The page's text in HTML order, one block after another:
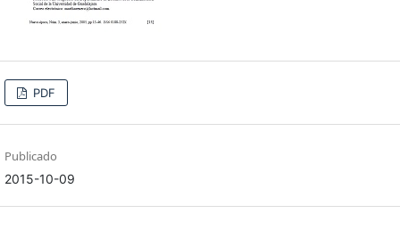
PDF
Publicado
2015-10-09